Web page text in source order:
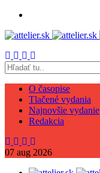
O časopise
Tlačené vydania
Najnovšie vydanie
Redakcia
07 aug 2026